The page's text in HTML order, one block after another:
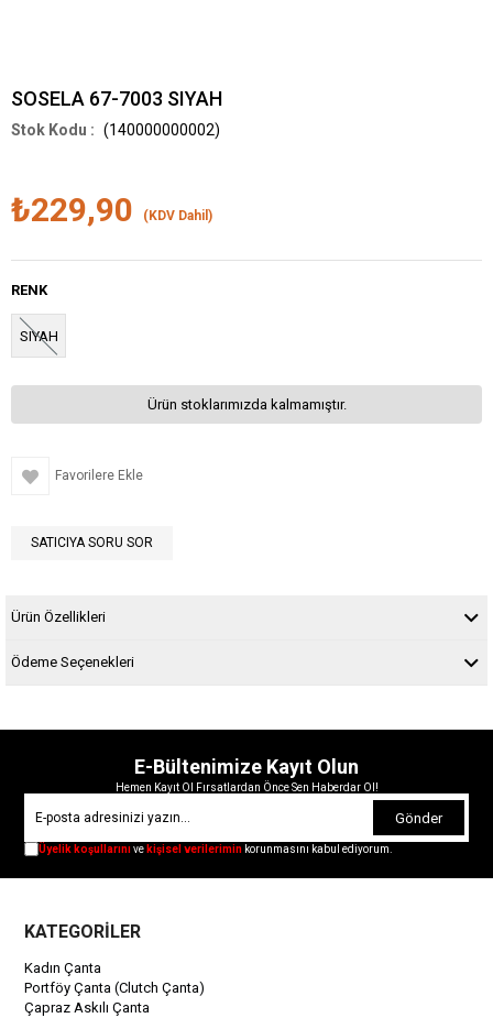
SOSELA 67-7003 SIYAH
(140000000002)
₺229,90 (KDV Dahil)
RENK
SIYAH
Ürün stoklarımızda kalmamıştır.
Favorilere Ekle
SATICIYA SORU SOR
Ürün Özellikleri
Ödeme Seçenekleri
E-Bültenimize Kayıt Olun
Hemen Kayıt Ol Fırsatlardan Önce Sen Haberdar Ol!
Gönder
Üyelik koşullarınıve kişisel verilerimin korunmasını kabul ediyorum.
KATEGORİLER
Kadın Çanta
Portföy Çanta (Clutch Çanta)
Çapraz Askılı Çanta